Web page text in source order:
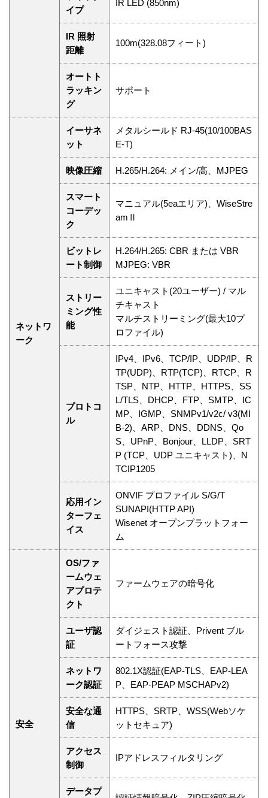
イプ
IR LED (850nm)
IR 照射
距離
100m(328.08フィート)
オートト
ラッキン
グ
サポート
ネットワ
ーク
イーサネ
ット
メタルシールド RJ-45(10/100BAS
E-T)
映像圧縮 H.265/H.264: メイン/高、MJPEG
スマート
コーデッ
ク
マニュアル(5eaエリア)、WiseStre
amⅡ
ビットレ
ート制御
H.264/H.265: CBR または VBR
MJPEG: VBR
ストリー
ミング性
能
ユニキャスト(20ユーザー) / マル
チキャスト
マルチストリーミング(最大10プ
ロファイル)
プロトコ
ル
IPv4、IPv6、TCP/IP、UDP/IP、R
TP(UDP)、RTP(TCP)、RTCP、R
TSP、NTP、HTTP、HTTPS、SS
L/TLS、DHCP、FTP、SMTP、IC
MP、IGMP、SNMPv1/v2c/ v3(MI
B-2)、ARP、DNS、DDNS、Qo
S、UPnP、Bonjour、LLDP、SRT
P (TCP、UDP ユニキャスト)、N
TCIP1205
応用イン
ターフェ
イス
ONVIF プロファイル S/G/T
SUNAPI(HTTP API)
Wisenet オープンプラットフォー
ム
安全
OS/ファ
ームウェ
アプロテ
クト
ファームウェアの暗号化
ユーザ認
証
ダイジェスト認証、Privent ブル
ートフォース攻撃
ネットワ
ーク認証
802.1X認証(EAP-TLS、EAP-LEA
P、EAP-PEAP MSCHAPv2)
安全な通
信
HTTPS、SRTP、WSS(Webソケ
ットセキュア)
アクセス
制御
IPアドレスフィルタリング
データプ